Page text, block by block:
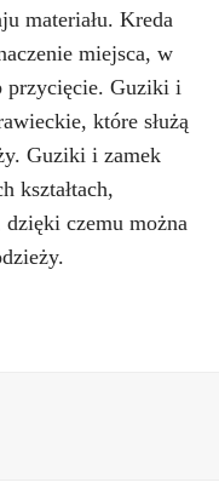
materiału. Kreda
miejsca, w
przycięcie. Guziki i
które służą
Guziki i zamek
kształtach,
dzięki czemu można